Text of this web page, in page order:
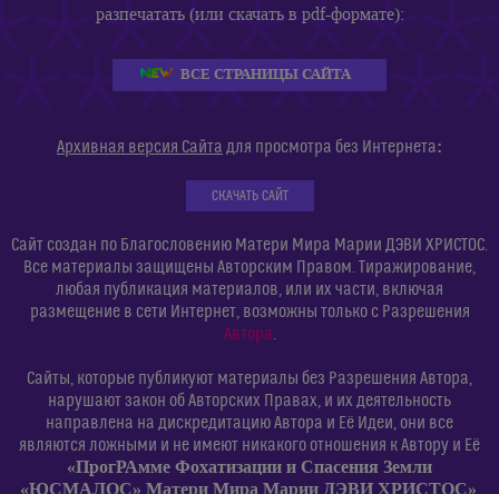
разпечатать (или скачать в pdf-формате):
ВСЕ СТРАНИЦЫ САЙТА
Архивная версия Сайта для просмотра без Интернета:
СКАЧАТЬ САЙТ
Сайт создан по Благословению Матери Мира Марии ДЭВИ ХРИСТОС.
Все материалы защищены Авторским Правом. Тиражирование,
любая публикация материалов, или их части, включая
размещение в сети Интернет, возможны только с Разрешения
Автора.
Сайты, которые публикуют материалы без Разрешения Автора,
нарушают закон об Авторских Правах, и их деятельность
направлена на дискредитацию Автора и Её Идеи, они все
являются ложными и не имеют никакого отношения к Автору и Её
«ПрогРАмме Фохатизации и Спасения Земли
«ЮСМАЛОС» Матери Мира Марии ДЭВИ ХРИСТОС»